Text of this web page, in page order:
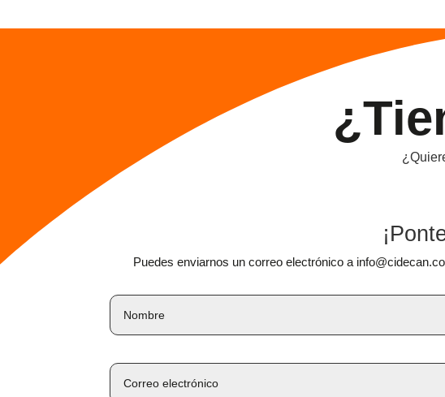
Puedes enviarnos un correo electrónico a